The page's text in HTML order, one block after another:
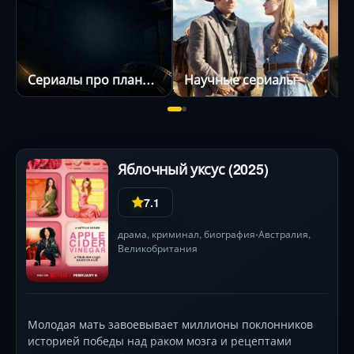
Сериалы про планеты Научные сериалы
Яблочный уксус (2025)
7.1
драма, криминал, биография•Австралия,
Великобритания
Молодая мать завоевывает миллионы поклонников
историей победы над раком мозга и рецептами